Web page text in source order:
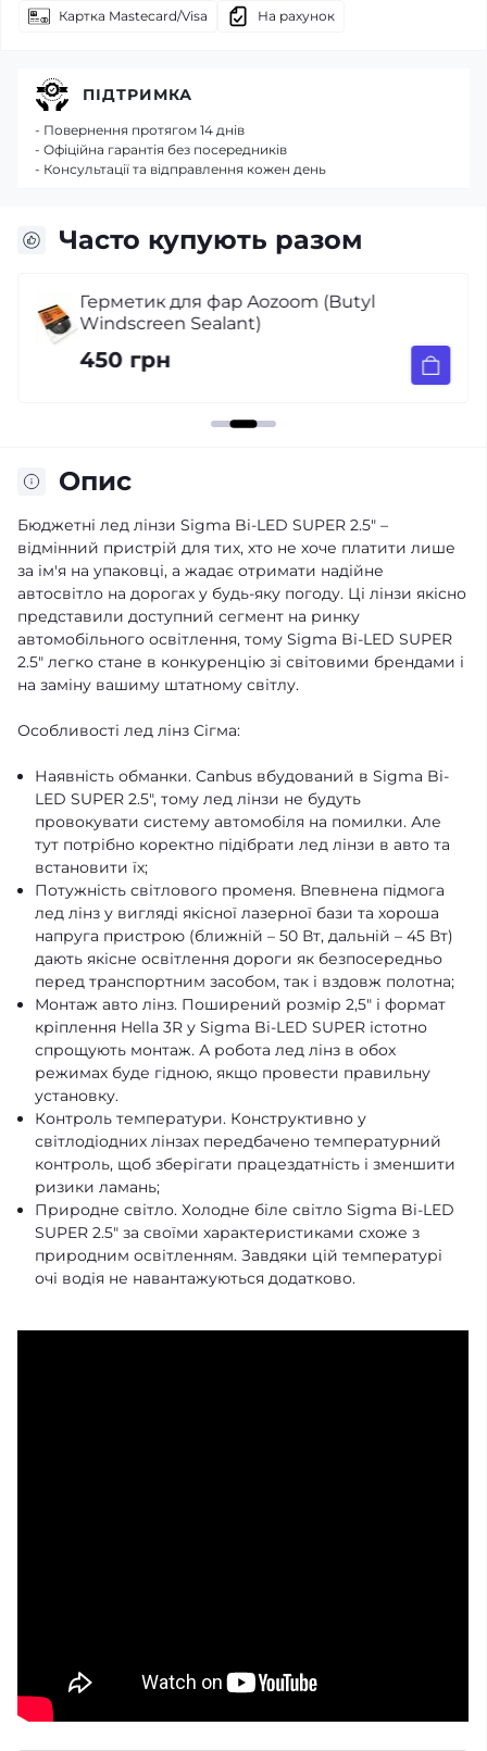
Картка Mastecard/Visa
На рахунок
Часто купують разом
Герметик для фар Aozoom (Butyl
Windscreen Sealant)
450 грн
Опис
Бюджетні лед лінзи Sigma Bi-LED SUPER 2.5" –
відмінний пристрій для тих, хто не хоче платити лише
за ім'я на упаковці, а жадає отримати надійне
автосвітло на дорогах у будь-яку погоду. Ці лінзи якісно
представили доступний сегмент на ринку
автомобільного освітлення, тому Sigma Bi-LED SUPER
2.5" легко стане в конкуренцію зі світовими брендами і
на заміну вашиму штатному світлу.
Особливості лед лінз Сігма:
Наявність обманки. Canbus вбудований в Sigma Bi-
LED SUPER 2.5", тому лед лінзи не будуть
провокувати систему автомобіля на помилки. Але
тут потрібно коректно підібрати лед лінзи в авто та
встановити їх;
Потужність світлового променя. Впевнена підмога
лед лінз у вигляді якісної лазерної бази та хороша
напруга пристрою (ближній – 50 Вт, дальній – 45 Вт)
дають якісне освітлення дороги як безпосередньо
перед транспортним засобом, так і вздовж полотна;
Монтаж авто лінз. Поширений розмір 2,5" і формат
кріплення Hella 3R у Sigma Bi-LED SUPER істотно
спрощують монтаж. А робота лед лінз в обох
режимах буде гідною, якщо провести правильну
установку.
Контроль температури. Конструктивно у
світлодіодних лінзах передбачено температурний
контроль, щоб зберігати працездатність і зменшити
ризики ламань;
Природне світло. Холодне біле світло Sigma Bi-LED
SUPER 2.5" за своїми характеристиками схоже з
природним освітленням. Завдяки цій температурі
очі водія не навантажуються додатково.
ПІДТРИМКА
- Повернення протягом 14 днів
- Офіційна гарантія без посередників
- Консультації та відправлення кожен день